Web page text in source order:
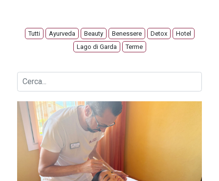
Tutti Ayurveda Beauty Benessere Detox
Hotel
Lago di Garda
Terme